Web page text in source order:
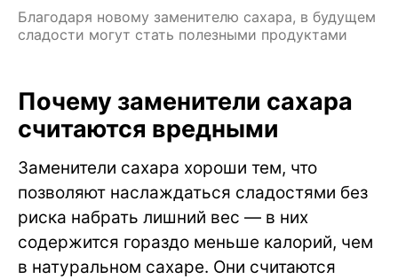
Благодаря новому заменителю сахара, в будущем
сладости могут стать полезными продуктами
Почему заменители сахара
считаются вредными
Заменители сахара хороши тем, что
позволяют наслаждаться сладостями без
риска набрать лишний вес — в них
содержится гораздо меньше калорий, чем
в натуральном сахаре. Они считаются